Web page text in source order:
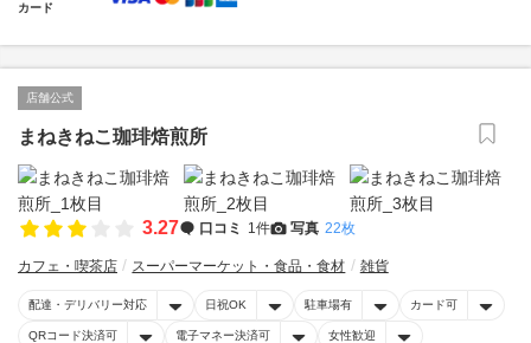
カード
店舗公式
まねきねこ珈琲焙煎所
3.27 口コミ 1件 写真 22枚
カフェ・喫茶店 スーパーマーケット・食品・食材 雑貨
配達・デリバリー対応 日祝OK 駐車場有 カード可
QRコード決済可 電子マネー決済可 女性歓迎